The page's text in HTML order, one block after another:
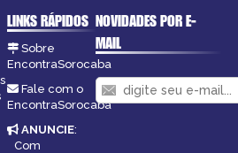
LINKS RÁPIDOS
Sobre
EncontraSorocaba
Fale com o
EncontraSorocaba
ANUNCIE:
Com
NOVIDADES POR E-
MAIL